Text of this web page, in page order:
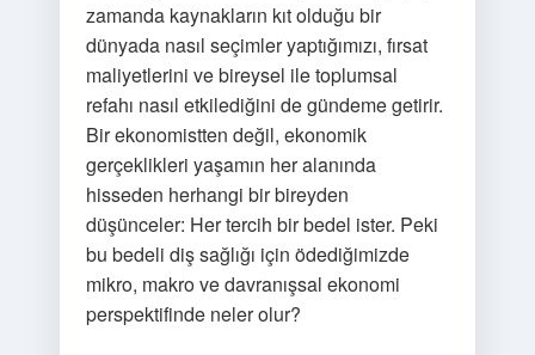
zamanda kaynakların kıt olduğu bir
dünyada nasıl seçimler yaptığımızı, fırsat
maliyetlerini ve bireysel ile toplumsal
refahı nasıl etkilediğini de gündeme getirir.
Bir ekonomistten değil, ekonomik
gerçeklikleri yaşamın her alanında
hisseden herhangi bir bireyden
düşünceler: Her tercih bir bedel ister. Peki
bu bedeli diş sağlığı için ödediğimizde
mikro, makro ve davranışsal ekonomi
perspektifinde neler olur?